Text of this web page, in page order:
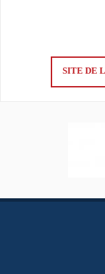
SITE DE